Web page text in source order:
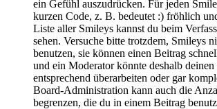
ein Gefühl auszudrücken. Für jeden
kurzen Code, z. B. bedeutet :) fröhlich
Liste aller Smileys kannst du beim
sehen. Versuche bitte trotzdem, Smileys
benutzen, sie können einen Beitrag
und ein Moderator könnte deshalb
entsprechend überarbeiten oder gar
Board-Administration kann auch die
begrenzen, die du in einem Beitrag